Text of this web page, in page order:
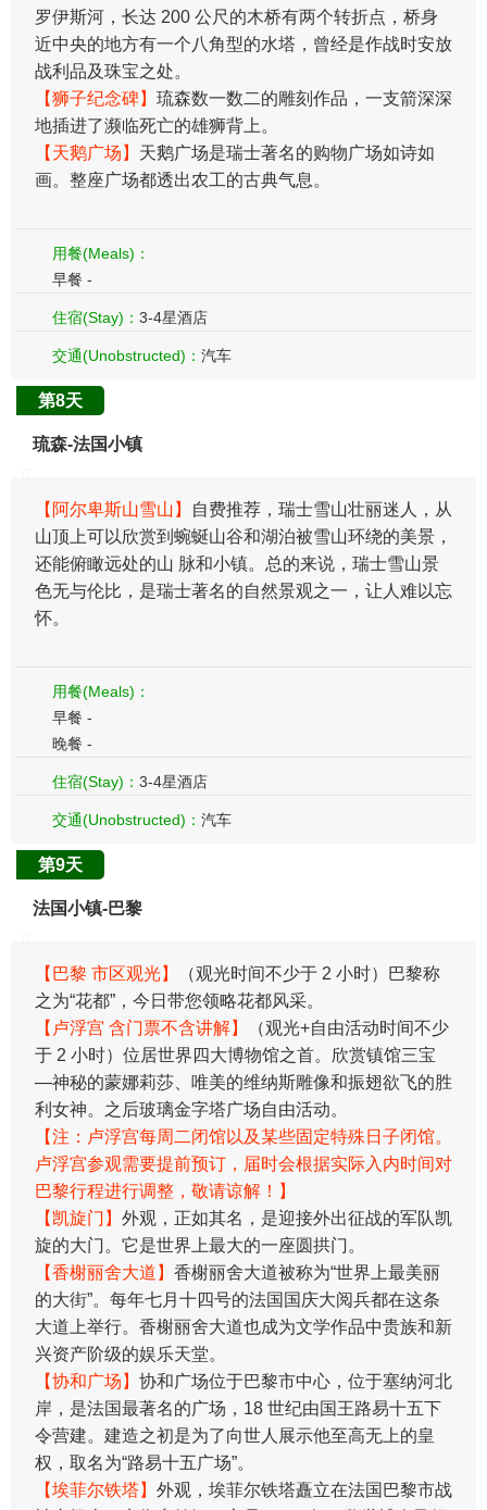
罗伊斯河，长达 200 公尺的木桥有两个转折点，桥身
近中央的地方有一个八角型的水塔，曾经是作战时安放
战利品及珠宝之处。
【狮子纪念碑】 琉森数一数二的雕刻作品，一支箭深深
地插进了濒临死亡的雄狮背上。
【天鹅广场】 天鹅广场是瑞士著名的购物广场如诗如
画。整座广场都透出农工的古典气息。
用餐(Meals)：
早餐 -
住宿(Stay)： 3-4星酒店
交通(Unobstructed)： 汽车
第8天
琉森-法国小镇
【阿尔卑斯山雪山】
自费推荐，瑞士雪山壮丽迷人，从
山顶上可以欣赏到蜿蜒山谷和湖泊被雪山环绕的美景，
还能俯瞰远处的山 脉和小镇。总的来说，瑞士雪山景
色无与伦比，是瑞士著名的自然景观之一，让人难以忘
怀。
用餐(Meals)：
早餐 -
晚餐 -
住宿(Stay)： 3-4星酒店
交通(Unobstructed)： 汽车
第9天
法国小镇-巴黎
【巴黎 市区观光】
（观光时间不少于 2 小时）巴黎称
之为“花都”，今日带您领略花都风采。
【卢浮宫 含门票不含讲解】
（观光+自由活动时间不少
于 2 小时）位居世界四大博物馆之首。欣赏镇馆三宝
—神秘的蒙娜莉莎、唯美的维纳斯雕像和振翅欲飞的胜
利女神。之后玻璃金字塔广场自由活动。
【注：卢浮宫每周二闭馆以及某些固定特殊日子闭馆。
卢浮宫参观需要提前预订，届时会根据实际入内时间对
巴黎行程进行调整，敬请谅解！】
【凯旋门】 外观，正如其名，是迎接外出征战的军队凯
旋的大门。它是世界上最大的一座圆拱门。
【香榭丽舍大道】 香榭丽舍大道被称为“世界上最美丽
的大街”。每年七月十四号的法国国庆大阅兵都在这条
大道上举行。香榭丽舍大道也成为文学作品中贵族和新
兴资产阶级的娱乐天堂。
【协和广场】 协和广场位于巴黎市中心，位于塞纳河北
岸，是法国最著名的广场，18 世纪由国王路易十五下
令营建。建造之初是为了向世人展示他至高无上的皇
权，取名为“路易十五广场”。
【埃菲尔铁塔】 外观，埃菲尔铁塔矗立在法国巴黎市战